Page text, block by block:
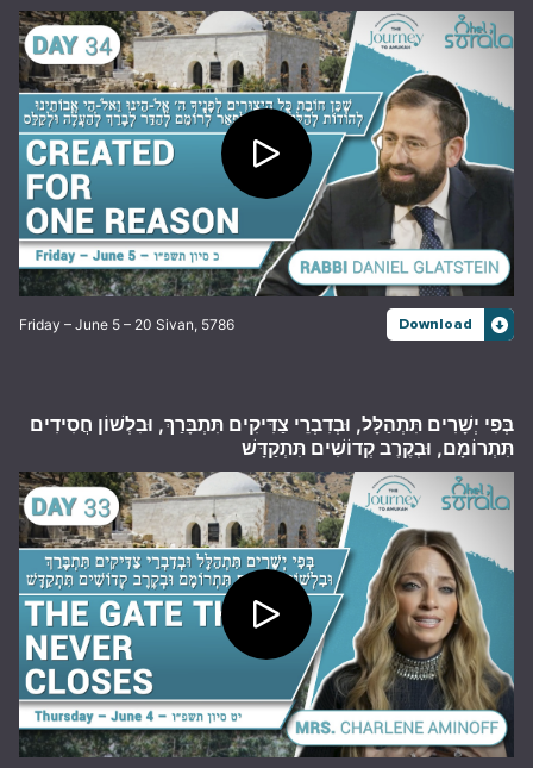
Friday – June 5 – 20 Sivan, 5786 Download
בְּפִי יְשָׁרִים תִּתְהַלָּל, וּבְדִבְרֵי צַדִּיקִים תִּתְבָּרַךְ, וּבִלְשׁוֹן חֲסִידִים
תִּתְרוֹמָם, וּבְקֶרֶב קְדוֹשִׁים תִּתְקַדָּשׁ